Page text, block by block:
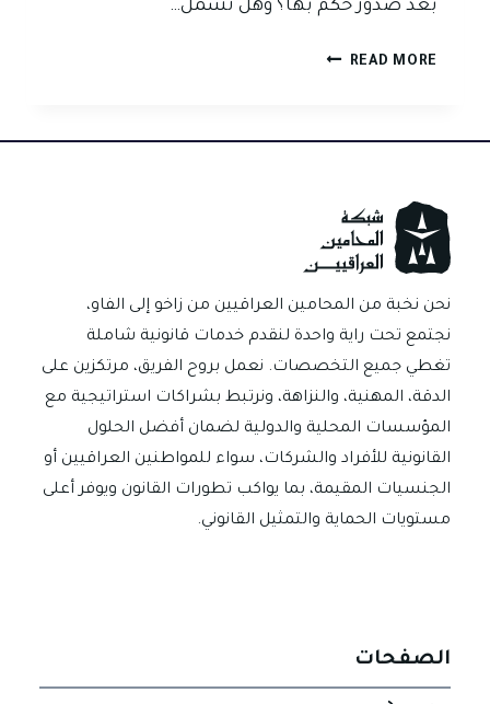
بعد صدور حكم بها؟ وهل تشمل…
READ MORE زيادة
القانون
استحقاق
الزوجة
وثبات
نفقة
الأولاد
نحن نخبة من المحامين العراقيين من زاخو إلى الفاو،
نجتمع تحت راية واحدة لنقدم خدمات قانونية شاملة
تغطي جميع التخصصات. نعمل بروح الفريق، مرتكزين على
الدقة، المهنية، والنزاهة، ونرتبط بشراكات استراتيجية مع
المؤسسات المحلية والدولية لضمان أفضل الحلول
القانونية للأفراد والشركات، سواء للمواطنين العراقيين أو
الجنسيات المقيمة، بما يواكب تطورات القانون ويوفر أعلى
مستويات الحماية والتمثيل القانوني.
الصفحات